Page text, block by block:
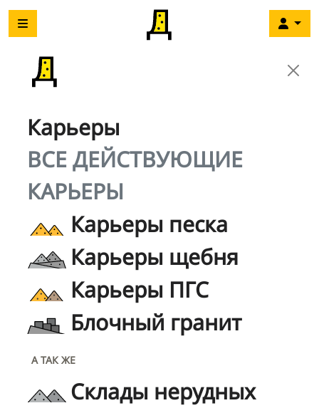
Карьеры
ВСЕ ДЕЙСТВУЮЩИЕ
КАРЬЕРЫ
Карьеры песка
Карьеры щебня
Карьеры ПГС
Блочный гранит
А ТАК ЖЕ
Склады нерудных